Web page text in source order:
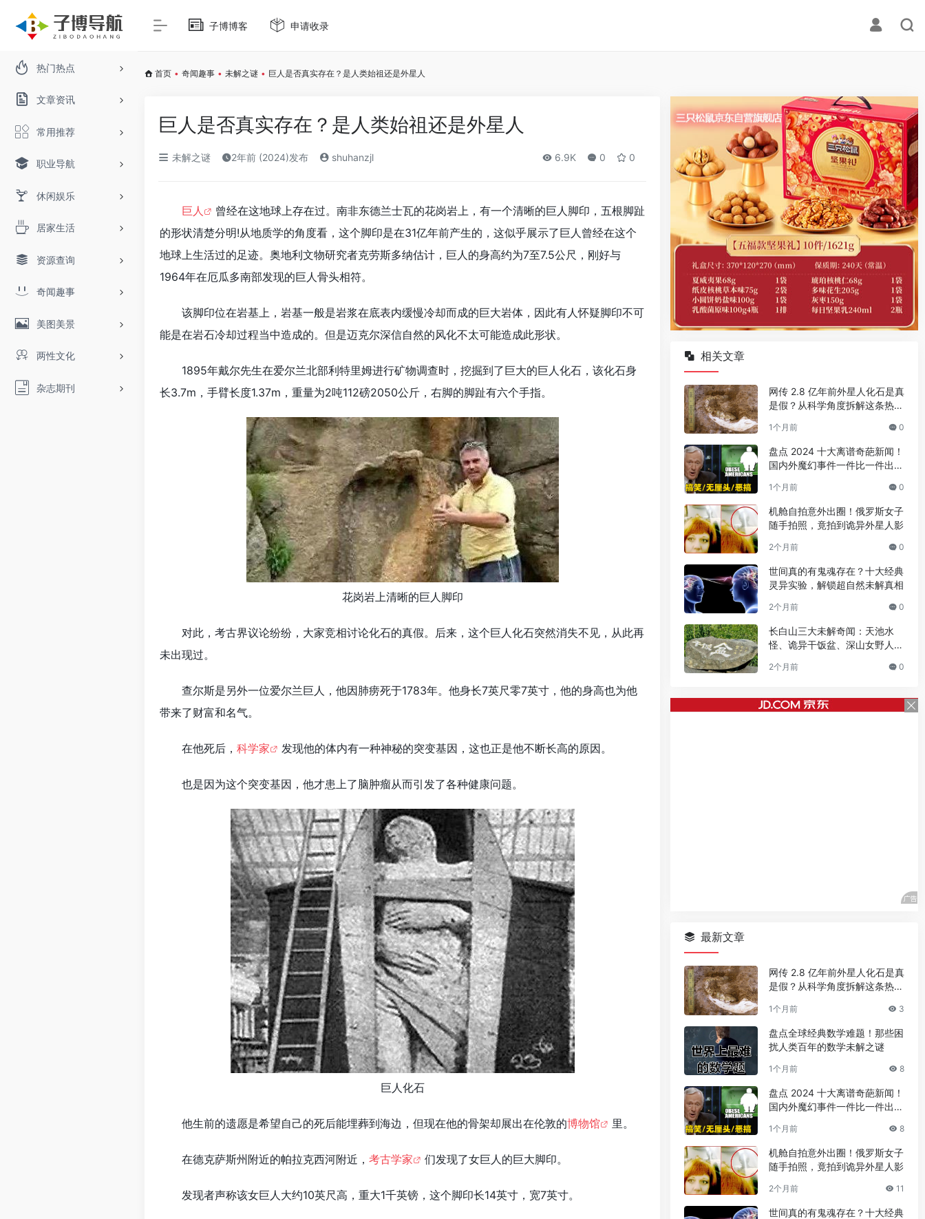
热门热点
文章资讯
常用推荐
职业导航
休闲娱乐
居家生活
资源查询
奇闻趣事
美图美景
两性文化
杂志期刊
子博博客 申请收录
首页 • 奇闻趣事 • 未解之谜 • 巨人是否真实存在？是人类始祖还是外星人
巨人是否真实存在？是人类始祖还是外星人
未解之谜 2年前 (2024)发布 shuhanzjl 6.9K 0 0
巨人
曾经在这地球上存在过。南非东德兰士瓦的花岗岩上，有一个清晰的巨人脚印，五根脚趾
的形状清楚分明!从地质学的角度看，这个脚印是在31亿年前产生的，这似乎展示了巨人曾经在这个
地球上生活过的足迹。奥地利文物研究者克劳斯多纳估计，巨人的身高约为7至7.5公尺，刚好与
1964年在厄瓜多南部发现的巨人骨头相符。
该脚印位在岩基上，岩基一般是岩浆在底表内缓慢冷却而成的巨大岩体，因此有人怀疑脚印不可
能是在岩石冷却过程当中造成的。但是迈克尔深信自然的风化不太可能造成此形状。
1895年戴尔先生在爱尔兰北部利特里姆进行矿物调查时，挖掘到了巨大的巨人化石，该化石身
长3.7m，手臂长度1.37m，重量为2吨112磅2050公斤，右脚的脚趾有六个手指。
花岗岩上清晰的巨人脚印
对此，考古界议论纷纷，大家竞相讨论化石的真假。后来，这个巨人化石突然消失不见，从此再
未出现过。
查尔斯是另外一位爱尔兰巨人，他因肺痨死于1783年。他身长7英尺零7英寸，他的身高也为他
带来了财富和名气。
在他死后， 科学家 发现他的体内有一种神秘的突变基因，这也正是他不断长高的原因。
也是因为这个突变基因，他才患上了脑肿瘤从而引发了各种健康问题。
巨人化石
他生前的遗愿是希望自己的死后能埋葬到海边，但现在他的骨架却展出在伦敦的博物馆 里。
在德克萨斯州附近的帕拉克西河附近， 考古学家 们发现了女巨人的巨大脚印。
发现者声称该女巨人大约10英尺高，重大1千英镑，这个脚印长14英寸，宽7英寸。
相关文章
网传 2.8 亿年前外星人化石是真
是假？从科学角度拆解这条热门
1个月前 0
盘点 2024 十大离谱奇葩新闻！
国内外魔幻事件一件比一件出人
1个月前 0
机舱自拍意外出圈！俄罗斯女子
随手拍照，竟拍到诡异外星人影
2个月前 0
世间真的有鬼魂存在？十大经典
灵异实验，解锁超自然未解真相
2个月前 0
长白山三大未解奇闻：天池水
怪、诡异干饭盆、深山女野人之
2个月前 0
最新文章
网传 2.8 亿年前外星人化石是真
是假？从科学角度拆解这条热门
1个月前 3
盘点全球经典数学难题！那些困
扰人类百年的数学未解之谜
1个月前 8
盘点 2024 十大离谱奇葩新闻！
国内外魔幻事件一件比一件出人
1个月前 8
机舱自拍意外出圈！俄罗斯女子
随手拍照，竟拍到诡异外星人影
2个月前 11
世间真的有鬼魂存在？十大经典